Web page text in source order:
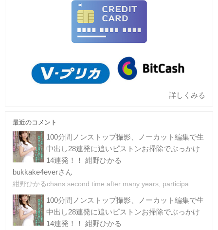
詳しくみる
最近のコメント
100分間ノンストップ撮影、ノーカット編集で生
中出し28連発に追いピストンお掃除でぶっかけ
14連発！！ 紺野ひかる
bukkake4everさん
紺野ひかるchans second time after many years, participa...
100分間ノンストップ撮影、ノーカット編集で生
中出し28連発に追いピストンお掃除でぶっかけ
14連発！！ 紺野ひかる